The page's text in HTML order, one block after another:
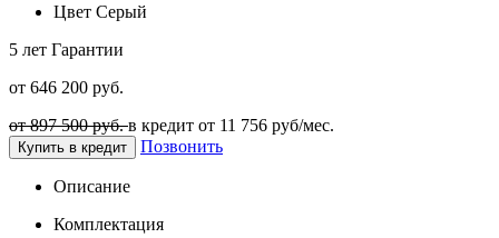
Цвет Серый
5 лет Гарантии
от 646 200 руб.
от 897 500 руб.в кредит от 11 756 руб/мес.
Купить в кредит Позвонить
Описание
Комплектация